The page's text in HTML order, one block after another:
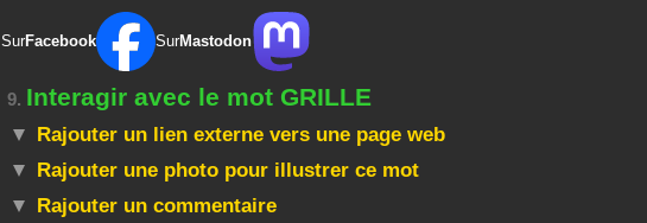
SurFacebook SurMastodon
9. Interagir avec le mot GRILLE
Rajouter un lien externe vers une page web
Rajouter une photo pour illustrer ce mot
Rajouter un commentaire